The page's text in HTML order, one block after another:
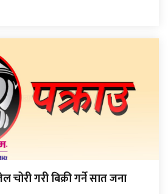
चोरी गरी बिक्री गर्ने सात जना